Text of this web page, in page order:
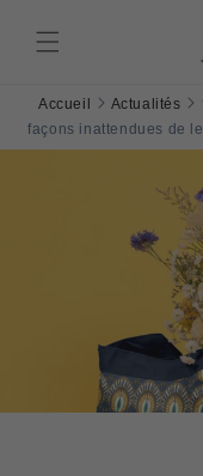
au
Accueil Actualités
façons inattendues de